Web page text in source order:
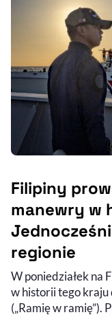
Filipiny
manewry w
regionie
W poniedziałek na
w historii tego kraju
(„Ramię w ramię”).